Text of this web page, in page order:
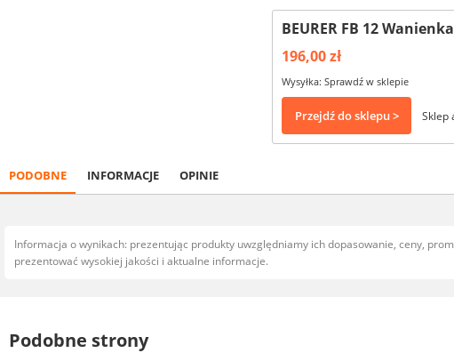
BEURER FB 12
196,00 zł
Wysyłka: Sprawdź w sklepie
Przejdź do sklepu > Sklep
PODOBNE INFORMACJE OPINIE
Informacja o wynikach: prezentując produkty uwzględniamy ich dopasowanie, ceny,
prezentować wysokiej jakości i aktualne informacje.
Podobne strony